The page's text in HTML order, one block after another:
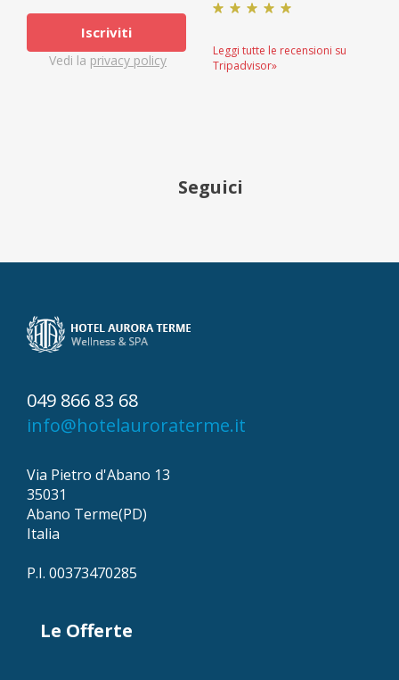
Vedi la privacy policy
Leggi tutte le recensioni su
Tripadvisor»
Seguici
049 866 83 68
info@hotelauroraterme.it
Via Pietro d'Abano 13
35031
Abano Terme(PD)
Italia
P.I. 00373470285
Le Offerte